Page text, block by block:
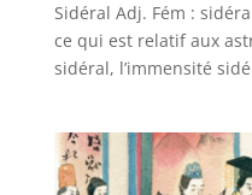
Sidéral Adj. Fém :
ce qui est relatif aux
sidéral, l’immensité